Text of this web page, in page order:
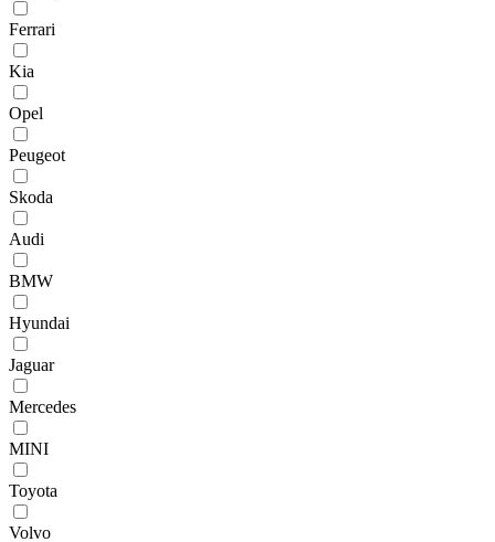
Ferrari
Kia
Opel
Peugeot
Skoda
Audi
BMW
Hyundai
Jaguar
Mercedes
MINI
Toyota
Volvo